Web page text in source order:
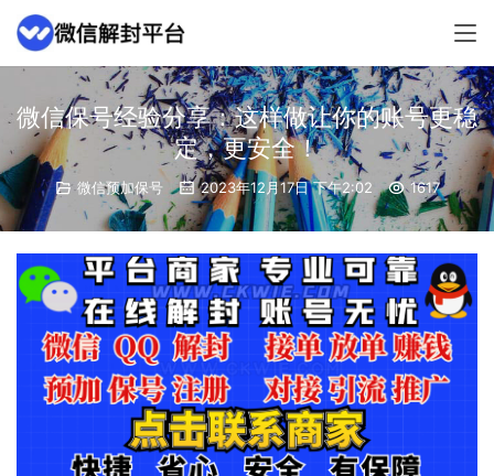
微信保号经验分享：这样做让你的账号更稳
定，更安全！
微信预加保号 2023年12月17日 下午2:02 1617